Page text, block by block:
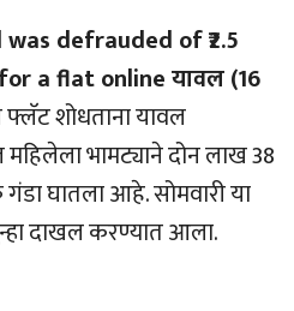
defrauded of ₹2.5
a flat online यावल (16
शोधताना यावल
भामट्याने दोन लाख 38
घातला आहे. सोमवारी या
दाखल करण्यात आला.